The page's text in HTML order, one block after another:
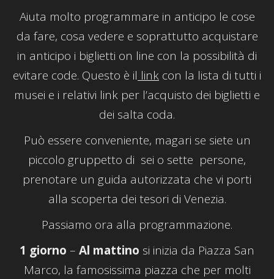
Aiuta molto programmare in anticipo le cose
da fare, cosa vedere e soprattutto acquistare
in anticipo i biglietti on line con la possibilità di
evitare code. Questo è il link con la lista di tutti i
musei e i relativi link per l’acquisto dei biglietti e
dei salta coda.
Può essere conveniente, magari se siete un
piccolo gruppetto di sei o sette persone,
prenotare un guida autorizzata che vi porti
alla scoperta dei tesori di Venezia.
Passiamo ora alla programmazione.
1 giorno – Al mattino si inizia da Piazza San
Marco, la famosissima piazza che per molti